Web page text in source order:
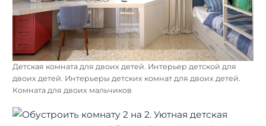
Детская комната для двоих детей. Интерьер детской для
двоих детей. Интерьеры детских комнат для двоих детей.
Комната для двоих мальчиков